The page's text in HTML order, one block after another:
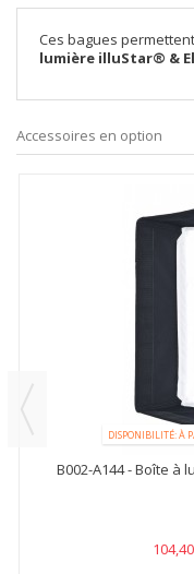
Ces bagues
lumière illuStar® &
Accessoires en option
DISPONIBILITÉ: À
B002-A144 - Boîte à